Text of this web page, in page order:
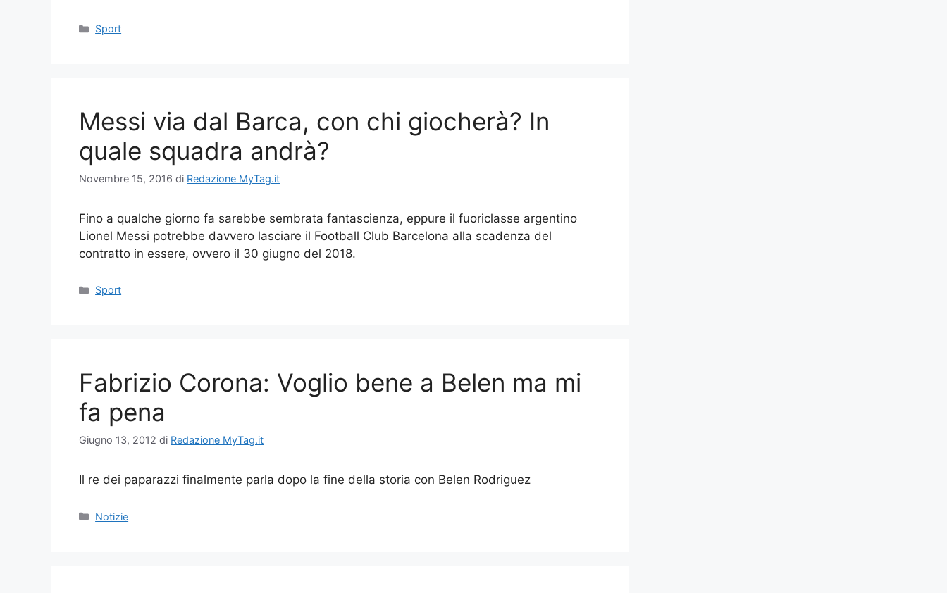
Categorie
Sport
Messi via dal Barca, con chi giocherà? In
quale squadra andrà?
Novembre 15, 2016 di Redazione MyTag.it
Fino a qualche giorno fa sarebbe sembrata fantascienza, eppure il fuoriclasse argentino
Lionel Messi potrebbe davvero lasciare il Football Club Barcelona alla scadenza del
contratto in essere, ovvero il 30 giugno del 2018.
Categorie
Sport
Fabrizio Corona: Voglio bene a Belen ma mi
fa pena
Giugno 13, 2012 di Redazione MyTag.it
Il re dei paparazzi finalmente parla dopo la fine della storia con Belen Rodriguez
Categorie
Notizie